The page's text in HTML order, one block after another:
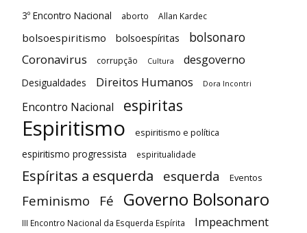
3º Encontro Nacional aborto Allan Kardec
bolsoespiritismo bolsoespíritas bolsonaro
Coronavirus corrupção Cultura desgoverno
Desigualdades Direitos Humanos Dora Incontri
Encontro Nacional espiritas
Espiritismo espiritismo e política
espiritismo progressista espiritualidade
Espíritas a esquerda esquerda Eventos
Feminismo Fé Governo Bolsonaro
III Encontro Nacional da Esquerda Espírita Impeachment